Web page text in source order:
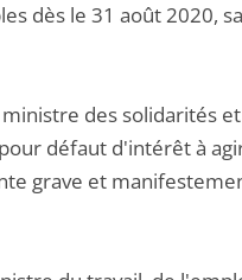
dès le 31 août 2020,
des solidarités
défaut d'intérêt à
grave et